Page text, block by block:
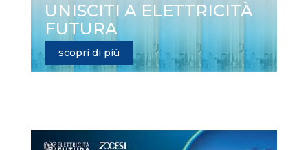
UNISCITI A ELETTRICITÀ
FUTURA
scopri di più